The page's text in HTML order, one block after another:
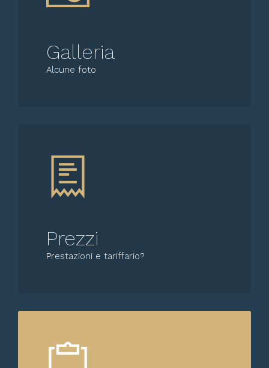
Galleria
Alcune foto
Prezzi
Prestazioni e tariffario?